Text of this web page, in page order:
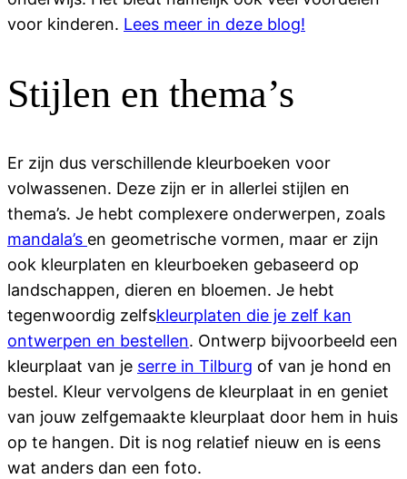
voor kinderen. Lees meer in deze blog!
Stijlen en thema’s
Er zijn dus verschillende kleurboeken voor
volwassenen. Deze zijn er in allerlei stijlen en
thema’s. Je hebt complexere onderwerpen, zoals
mandala’s en geometrische vormen, maar er zijn
ook kleurplaten en kleurboeken gebaseerd op
landschappen, dieren en bloemen. Je hebt
tegenwoordig zelfskleurplaten die je zelf kan
ontwerpen en bestellen. Ontwerp bijvoorbeeld een
kleurplaat van je serre in Tilburg of van je hond en
bestel. Kleur vervolgens de kleurplaat in en geniet
van jouw zelfgemaakte kleurplaat door hem in huis
op te hangen. Dit is nog relatief nieuw en is eens
wat anders dan een foto.